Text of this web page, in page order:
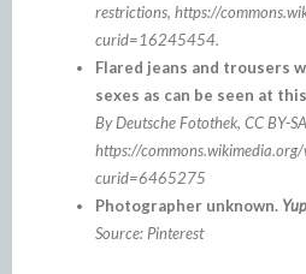
restrictions, https://
curid=16245454.
Flared jeans and trousers
sexes as can be seen at
By Deutsche Fotothek‎, CC BY-
https://
curid=6465275
Photographer unknown.
Source: Pinterest